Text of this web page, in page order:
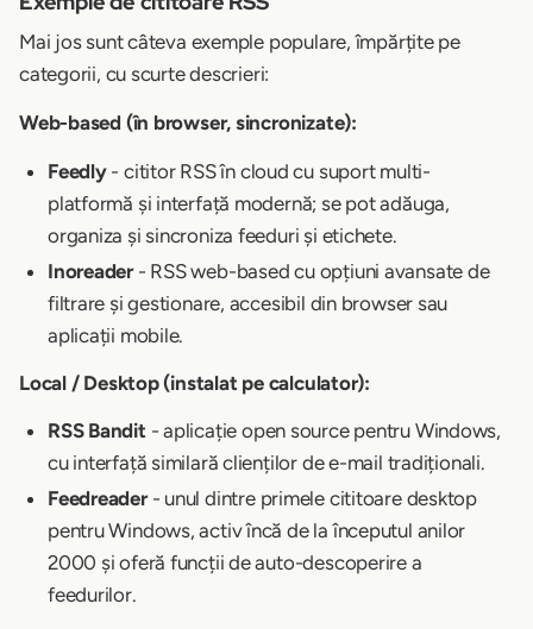
Mai jos sunt câteva exemple populare, împărțite pe
categorii, cu scurte descrieri:
Web-based (în browser, sincronizate):
Feedly- cititor RSS în cloud cu suport multi-
platformă și interfață modernă; se pot adăuga,
organiza și sincroniza feeduri și etichete.
Inoreader- RSS web-based cu opțiuni avansate de
filtrare și gestionare, accesibil din browser sau
aplicații mobile.
Local / Desktop (instalat pe calculator):
RSS Bandit- aplicație open source pentru Windows,
cu interfață similară clienților de e-mail tradiționali.
Feedreader- unul dintre primele cititoare desktop
pentru Windows, activ încă de la începutul anilor
2000 și oferă funcții de auto-descoperire a
feedurilor.